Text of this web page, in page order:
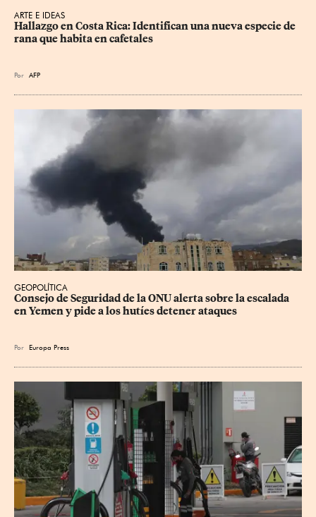
ARTE E IDEAS
Hallazgo en Costa Rica: Identifican una nueva especie de
rana que habita en cafetales
Por AFP
GEOPOLÍTICA
Consejo de Seguridad de la ONU alerta sobre la escalada
en Yemen y pide a los hutíes detener ataques
Por Europa Press